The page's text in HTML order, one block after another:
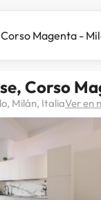
Corso
Milán, ItaliaVer en